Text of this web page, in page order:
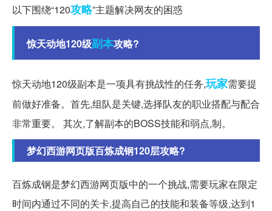
以下围绕“120攻略”主题解决网友的困惑
惊天动地120级副本攻略?
惊天动地120级副本是一项具有挑战性的任务,玩家需要提
前做好准备。首先,组队是关键,选择队友的职业搭配与配合
非常重要。 其次,了解副本的BOSS技能和弱点,制。
梦幻西游网页版百炼成钢120层攻略?
百炼成钢是梦幻西游网页版中的一个挑战,需要玩家在限定
时间内通过不同的关卡,提高自己的技能和装备等级,达到1